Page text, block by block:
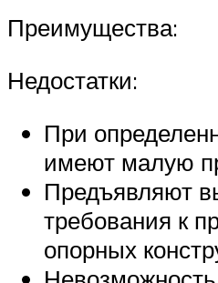
Преимущества:
Недостатки:
При
имеют малую
Предъявляют
требования к
опорных